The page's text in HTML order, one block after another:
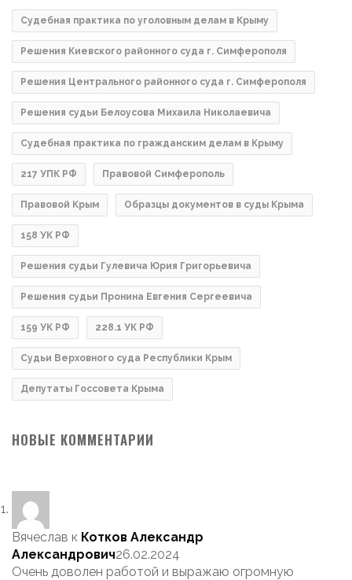
Судебная практика по уголовным делам в Крыму
Решения Киевского районного суда г. Симферополя
Решения Центрального районного суда г. Симферополя
Решения судьи Белоусова Михаила Николаевича
Судебная практика по гражданским делам в Крыму
217 УПК РФ Правовой Симферополь
Правовой Крым Образцы документов в суды Крыма
158 УК РФ
Решения судьи Гулевича Юрия Григорьевича
Решения судьи Пронина Евгения Сергеевича
159 УК РФ 228.1 УК РФ
Судьи Верховного суда Республики Крым
Депутаты Госсовета Крыма
НОВЫЕ КОММЕНТАРИИ
Вячеслав к Котков Александр
Александрович26.02.2024
Очень доволен работой и выражаю огромную